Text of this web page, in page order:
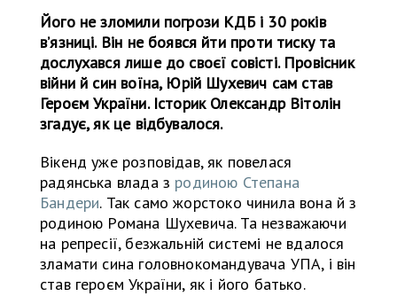
Його не зломили погрози КДБ і 30 років
в’язниці. Він не боявся йти проти тиску та
дослухався лише до своєї совісті. Провісник
війни й син воїна, Юрій Шухевич сам став
Героєм України. Історик Олександр Вітолін
згадує, як це відбувалося.
Вікенд уже розповідав, як повелася
радянська влада з родиною Степана
Бандери. Так само жорстоко чинила вона й з
родиною Романа Шухевича. Та незважаючи
на репресії, безжальній системі не вдалося
зламати сина головнокомандувача УПА, і він
став героєм України, як і його батько.